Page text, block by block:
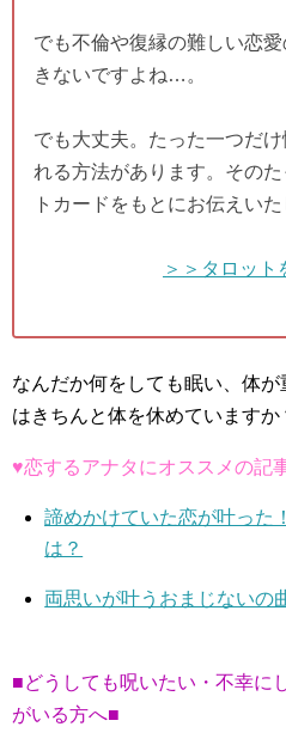
でも不倫や復縁の難しい恋
きないですよね…。
でも大丈夫。たった一つだ
れる方法があります。その
トカードをもとにお伝えいた
＞＞タロット
なんだか何をしても眠い、体
はきちんと体を休めていますか
♥恋するアナタにオススメの記
諦めかけていた恋が叶った
は？
両思いが叶うおまじないの
■どうしても呪いたい・不幸に
がいる方へ■